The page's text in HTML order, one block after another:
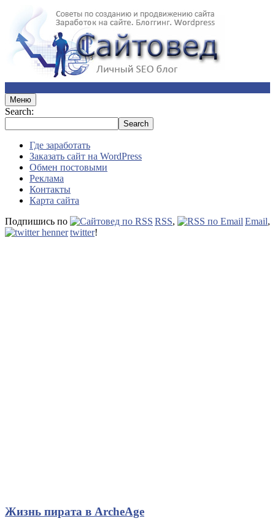
Меню
Search:
Где заработать
Заказать сайт на WordPress
Обмен постовыми
Реклама
Контакты
Карта сайта
Подпишись по
RSS, Email,
twitter!
Жизнь пирата в ArcheAge